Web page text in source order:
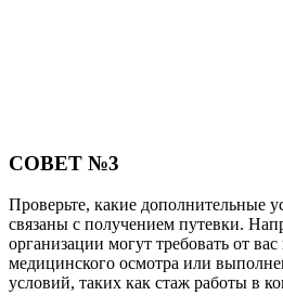
СОВЕТ №3
Проверьте, какие дополнительные
связаны с получением путевки.
организации могут требовать от
медицинского осмотра или
условий, таких как стаж работы в